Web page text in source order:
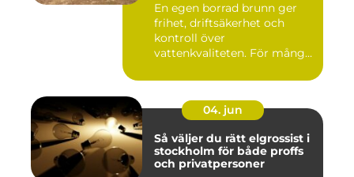
En egen borrad brunn ger
frihet, driftsäkerhet och
kontroll över
vattenkvaliteten. För många
04. jun
Så väljer du rätt elgrossist i
stockholm för både proffs
och privatpersoner